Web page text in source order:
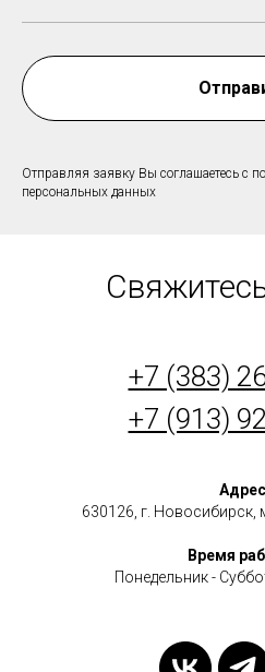
Отправляя заявку Вы соглашаетесь с
персональных данных
+7 (383)
+7 (913)
630126, г. Новосибирск,
Время
Понедельник -